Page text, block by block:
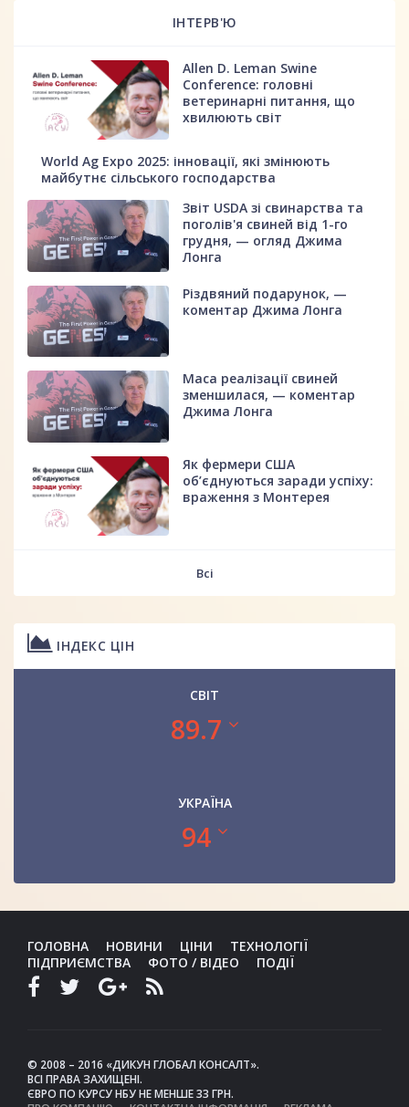
ІНТЕРВ'Ю
Allen D. Leman Swine
Conference: головні
ветеринарні питання, що
хвилюють світ
World Ag Expo 2025: інновації, які змінюють
майбутнє сільського господарства
Звіт USDA зі свинарства та
поголів'я свиней від 1-го
грудня, — огляд Джима
Лонга
Різдвяний подарунок, —
коментар Джима Лонга
Маса реалізації свиней
зменшилася, — коментар
Джима Лонга
Як фермери США
об’єднуються заради успіху:
враження з Монтерея
Всі
ІНДЕКС ЦІН
СВІТ
89.7
УКРАЇНА
94
ГОЛОВНА НОВИНИ ЦІНИ
ТЕХНОЛОГІЇ
ПІДПРИЄМСТВА
ФОТО / ВІДЕО ПОДІЇ
© 2008 – 2016 «ДИКУН ГЛОБАЛ КОНСАЛТ».
ВСІ ПРАВА ЗАХИЩЕНІ.
ЄВРО ПО КУРСУ НБУ НЕ МЕНШЕ 33 ГРН.